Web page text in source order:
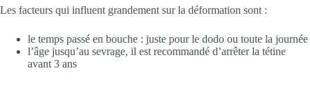
Les facteurs qui influent grandement sur la déformation sont :
le temps passé en bouche : juste pour le dodo ou toute la journée
l’âge jusqu’au sevrage, il est recommandé d’arrêter la tétine
avant 3 ans